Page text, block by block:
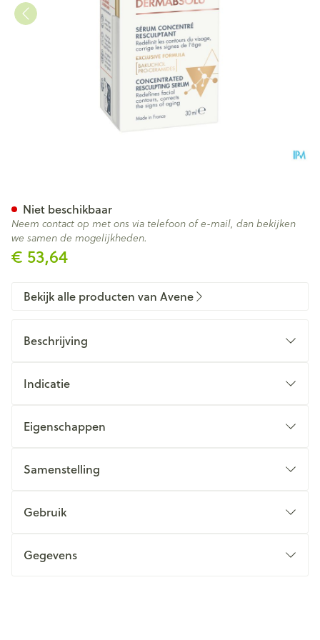
€ 53,64
Niet beschikbaar
Neem contact op met ons via telefoon of e-mail, dan bekijken
we samen de mogelijkheden.
Bekijk alle producten van Avene
Beschrijving
Indicatie
Eigenschappen
Samenstelling
Gebruik
Gegevens